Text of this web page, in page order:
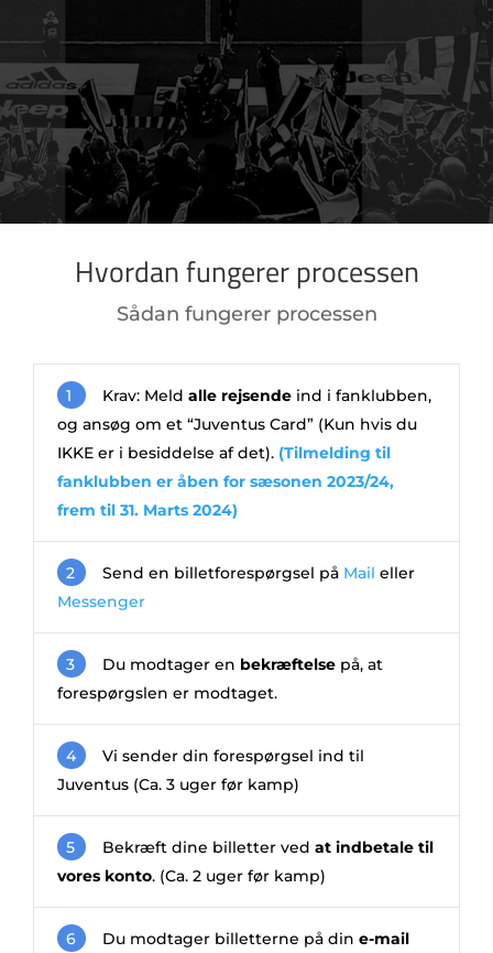
Hvordan fungerer processen
Sådan fungerer processen
1 Krav: Meld alle rejsende ind i fanklubben,
og ansøg om et “Juventus Card” (Kun hvis du
IKKE er i besiddelse af det). (Tilmelding til
fanklubben er åben for sæsonen 2023/24,
frem til 31. Marts 2024)
2 Send en billetforespørgsel på Mail eller
Messenger
3 Du modtager en bekræftelse på, at
forespørgslen er modtaget.
4
Vi sender din forespørgsel ind til
Juventus (Ca. 3 uger før kamp)
5 Bekræft dine billetter ved at indbetale til
vores konto. (Ca. 2 uger før kamp)
6 Du modtager billetterne på din e-mail